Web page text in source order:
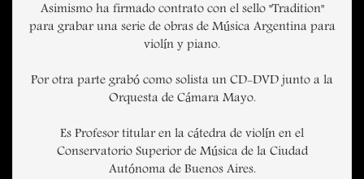
Asimismo ha firmado contrato con el sello "Tradition"
para grabar una serie de obras de Música Argentina para
violín y piano.
Por otra parte grabó como solista un CD-DVD junto a la
Orquesta de Cámara Mayo.
Es Profesor titular en la cátedra de violín en el
Conservatorio Superior de Música de la Ciudad
Autónoma de Buenos Aires.